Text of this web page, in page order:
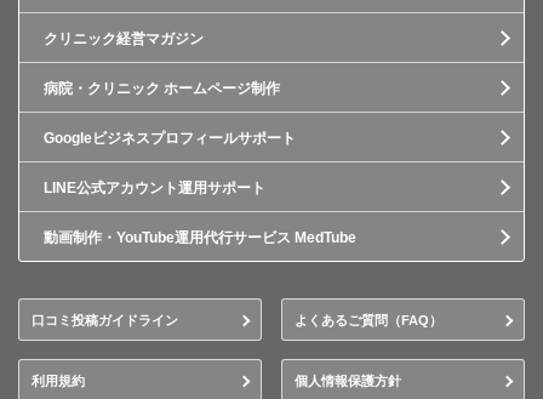
クリニック経営マガジン
病院・クリニック ホームページ制作
Googleビジネスプロフィールサポート
LINE公式アカウント運用サポート
動画制作・YouTube運用代行サービス MedTube
口コミ投稿ガイドライン よくあるご質問（FAQ）
利用規約 個人情報保護方針